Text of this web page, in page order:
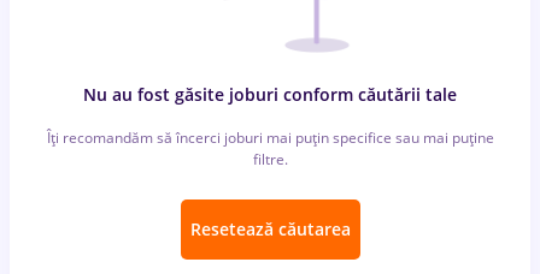
Nu au fost găsite joburi conform căutării tale
Îți recomandăm să încerci joburi mai puțin specifice sau mai puține
filtre.
Resetează căutarea